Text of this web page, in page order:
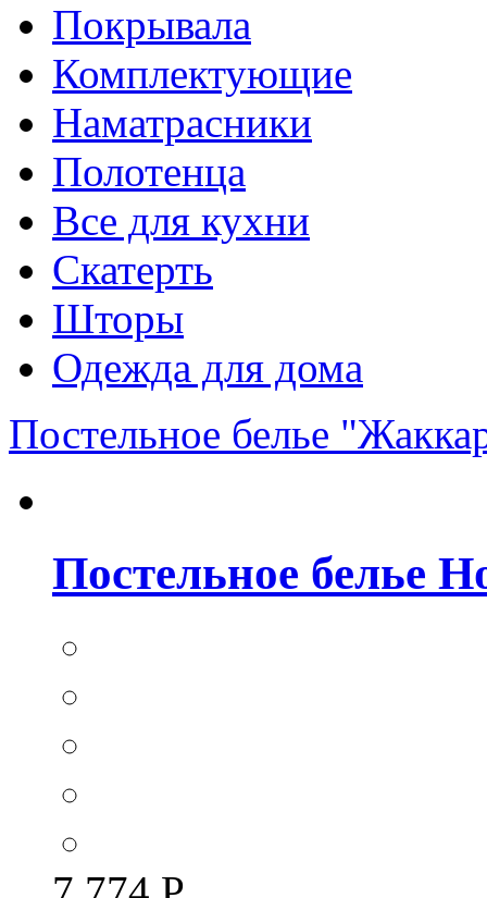
Покрывала
Комплектующие
Наматрасники
Полотенца
Все для кухни
Скатерть
Шторы
Одежда для дома
Постельное белье
Постельное белье